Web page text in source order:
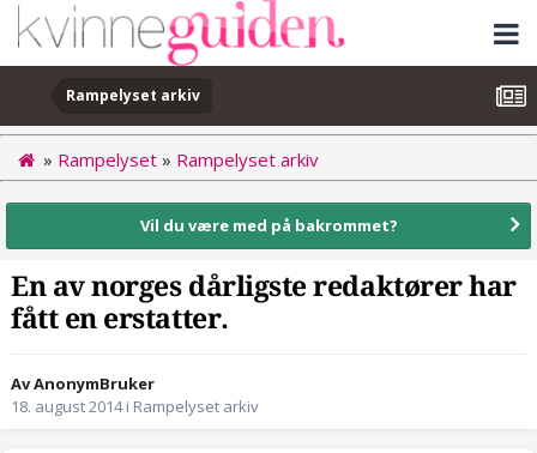
Rampelyset arkiv
» Rampelyset » Rampelyset arkiv
Vil du være med på bakrommet?
En av norges dårligste redaktører har
fått en erstatter.
Av AnonymBruker
18. august 2014i Rampelyset arkiv